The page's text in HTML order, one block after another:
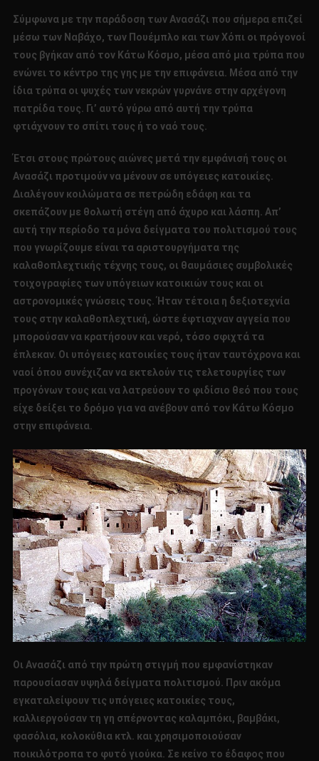
Σύμφωνα με την παράδοση των Ανασάζι που σήμερα επιζεί
μέσω των Ναβάχο, των Πουέμπλο και των Χόπι οι πρόγονοί
τους βγήκαν από τον Κάτω Κόσμο, μέσα από μια τρύπα που
ενώνει το κέντρο της γης με την επιφάνεια. Μέσα από την
ίδια τρύπα οι ψυχές των νεκρών γυρνάνε στην αρχέγονη
πατρίδα τους. Γι’ αυτό γύρω από αυτή την τρύπα
φτιάχνουν το σπίτι τους ή το ναό τους.
Έτσι στους πρώτους αιώνες μετά την εμφάνισή τους οι
Ανασάζι προτιμούν να μένουν σε υπόγειες κατοικίες.
Διαλέγουν κοιλώματα σε πετρώδη εδάφη και τα
σκεπάζουν με θολωτή στέγη από άχυρο και λάσπη. Απ’
αυτή την περίοδο τα μόνα δείγματα του πολιτισμού τους
που γνωρίζουμε είναι τα αριστουργήματα της
καλαθοπλεχτικής τέχνης τους, οι θαυμάσιες συμβολικές
τοιχογραφίες των υπόγειων κατοικιών τους και οι
αστρονομικές γνώσεις τους. Ήταν τέτοια η δεξιοτεχνία
τους στην καλαθοπλεχτική, ώστε έφτιαχναν αγγεία που
μπορούσαν να κρατήσουν και νερό, τόσο σφιχτά τα
έπλεκαν. Οι υπόγειες κατοικίες τους ήταν ταυτόχρονα και
ναοί όπου συνέχιζαν να εκτελούν τις τελετουργίες των
προγόνων τους και να λατρεύουν το φιδίσιο θεό που τους
είχε δείξει το δρόμο για να ανέβουν από τον Κάτω Κόσμο
στην επιφάνεια.
Οι Ανασάζι από την πρώτη στιγμή που εμφανίστηκαν
παρουσίασαν υψηλά δείγματα πολιτισμού. Πριν ακόμα
εγκαταλείψουν τις υπόγειες κατοικίες τους,
καλλιεργούσαν τη γη σπέρνοντας καλαμπόκι, βαμβάκι,
φασόλια, κολοκύθια κτλ. και χρησιμοποιούσαν
ποικιλότροπα το φυτό γιούκα. Σε κείνο το έδαφος που